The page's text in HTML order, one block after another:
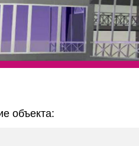
объекта: